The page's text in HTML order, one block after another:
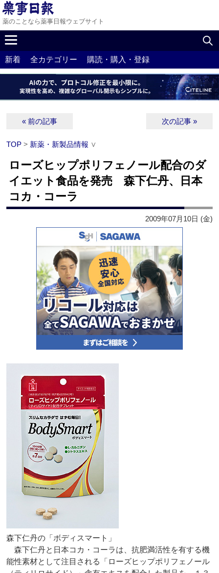
薬のことなら薬事日報ウェブサイト
新着 全カテゴリー 購読・購入・登録
« 前の記事 次の記事 »
TOP > 新薬・新製品情報 ∨
ローズヒップポリフェノール配合のダ
イエット食品を発売 森下仁丹、日本
コカ・コーラ
2009年07月10日 (金)
森下仁丹の「ボディスマート」
森下仁丹と日本コカ・コーラは、抗肥満活性を有する機
能性素材として注目される「ローズヒップポリフェノール